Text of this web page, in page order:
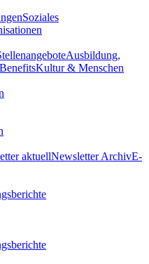
Soziales
Ausbildung,
BenefitsKultur & Menschen
aktuellNewsletter ArchivE-